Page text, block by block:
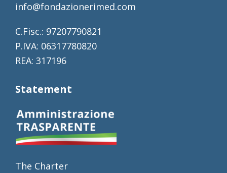
info@fondazionerimed.com
C.Fisc.: 97207790821
P.IVA: 06317780820
REA: 317196
Statement
The Charter